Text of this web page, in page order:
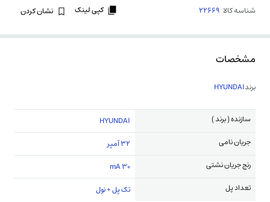
شناسه کالا 22669 کپی لینک نشان کردن
مشخصات
برندHYUNDAI
سازنده ( برند )
HYUNDAI
جریان نامی
32 آمپر
رنج جریان نشتی
30 mA
تعداد پل
تک پل + نول